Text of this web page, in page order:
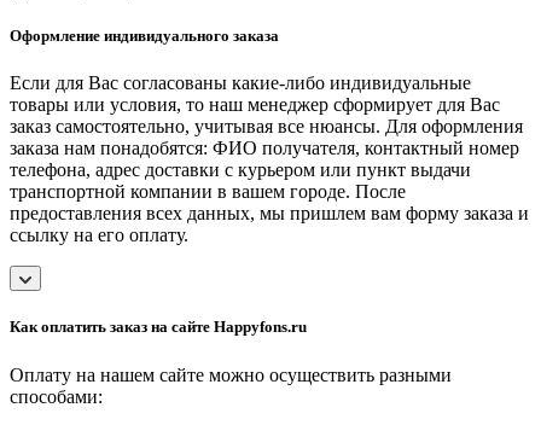
Оформление индивидуального заказа
Если для Вас согласованы какие-либо индивидуальные
товары или условия, то наш менеджер сформирует для Вас
заказ самостоятельно, учитывая все нюансы. Для оформления
заказа нам понадобятся: ФИО получателя, контактный номер
телефона, адрес доставки с курьером или пункт выдачи
транспортной компании в вашем городе. После
предоставления всех данных, мы пришлем вам форму заказа и
ссылку на его оплату.
Как оплатить заказ на сайте Happyfons.ru
Оплату на нашем сайте можно осуществить разными
способами: